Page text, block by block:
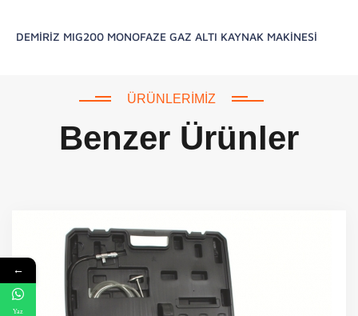
DEMİRİZ MIG200 MONOFAZE GAZ ALTI KAYNAK MAKİNESİ
ÜRÜNLERIMIZ
Benzer Ürünler
←
Yaz